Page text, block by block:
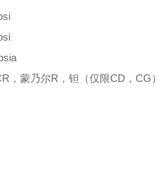
，蒙乃尔R，钽（仅限CD，CG